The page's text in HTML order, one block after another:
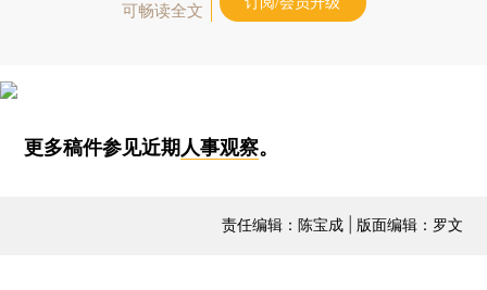
可畅读全文
更多稿件参见近期 人事观察。
责任编辑：陈宝成 | 版面编辑：罗文